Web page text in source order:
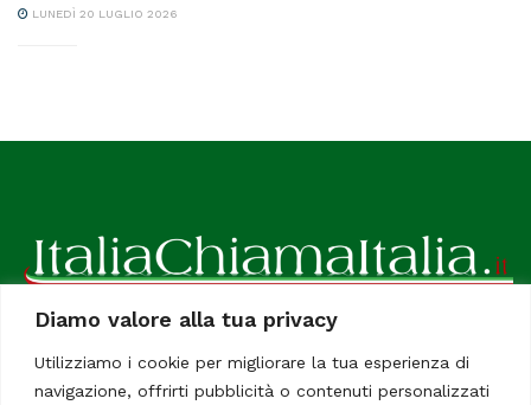
Diamo valore alla tua privacy
Utilizziamo i cookie per migliorare la tua esperienza di
navigazione, offrirti pubblicità o contenuti personalizzati
LUNEDÌ 20 LUGLIO 2026
ItaliaChiamaItalia, il TUO quotidiano online preferito.
Dedicato in particolare a tutti gli italiani residenti all'estero.